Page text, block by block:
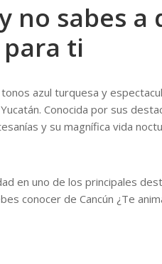
no sabes a
ti
azul turquesa y
Conocida por sus
y su magnífica vida
en uno de los principales
conocer de Cancún ¿Te